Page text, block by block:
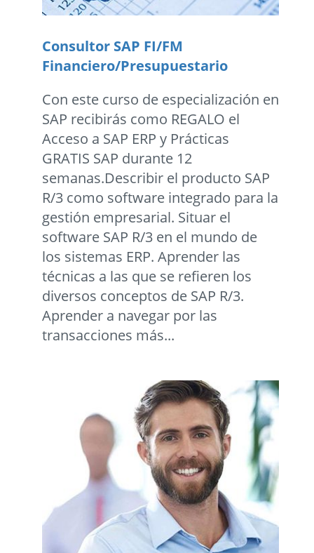
Consultor SAP FI/FM
Financiero/Presupuestario
Con este curso de especialización en
SAP recibirás como REGALO el
Acceso a SAP ERP y Prácticas
GRATIS SAP durante 12
semanas.Describir el producto SAP
R/3 como software integrado para la
gestión empresarial. Situar el
software SAP R/3 en el mundo de
los sistemas ERP. Aprender las
técnicas a las que se refieren los
diversos conceptos de SAP R/3.
Aprender a navegar por las
transacciones más...